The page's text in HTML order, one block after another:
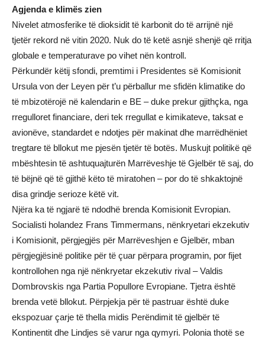
Agjenda e klimës zien
Nivelet atmosferike të dioksidit të karbonit do të arrijnë një
tjetër rekord në vitin 2020. Nuk do të ketë asnjë shenjë që rritja
globale e temperaturave po vihet nën kontroll.
Përkundër këtij sfondi, premtimi i Presidentes së Komisionit
Ursula von der Leyen për t’u përballur me sfidën klimatike do
të mbizotërojë në kalendarin e BE – duke prekur gjithçka, nga
rregulloret financiare, deri tek rregullat e kimikateve, taksat e
avionëve, standardet e ndotjes për makinat dhe marrëdhëniet
tregtare të bllokut me pjesën tjetër të botës. Muskujt politikë që
mbështesin të ashtuquajturën Marrëveshje të Gjelbër të saj, do
të bëjnë që të gjithë këto të miratohen – por do të shkaktojnë
disa grindje serioze këtë vit.
Njëra ka të ngjarë të ndodhë brenda Komisionit Evropian.
Socialisti holandez Frans Timmermans, nënkryetari ekzekutiv
i Komisionit, përgjegjës për Marrëveshjen e Gjelbër, mban
përgjegjësinë politike për të çuar përpara programin, por fijet
kontrollohen nga një nënkryetar ekzekutiv rival – Valdis
Dombrovskis nga Partia Popullore Evropiane. Tjetra është
brenda vetë bllokut. Përpjekja për të pastruar është duke
ekspozuar çarje të thella midis Perëndimit të gjelbër të
Kontinentit dhe Lindjes së varur nga qymyri. Polonia thotë se